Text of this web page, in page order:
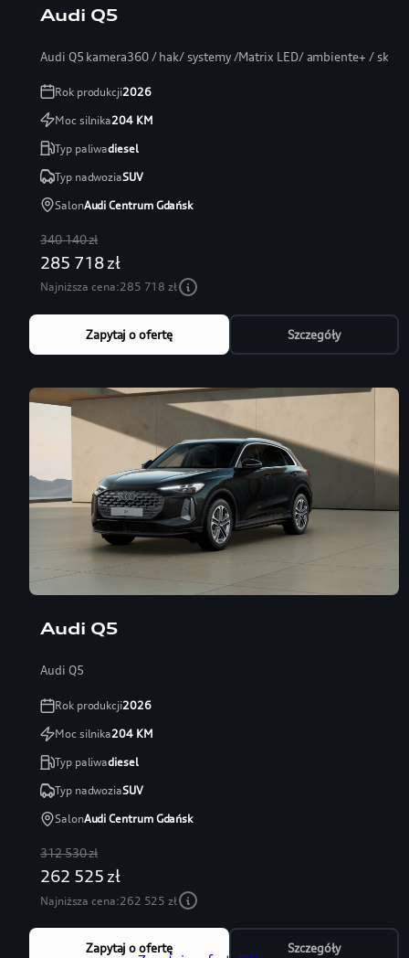
Audi Q5
Audi Q5 kamera360 / hak/ systemy /Matrix LED/ ambiente+ / skóra
Rok produkcji2026
Moc silnika204KM
Typ paliwadiesel
Typ nadwoziaSUV
SalonAudi Centrum Gdańsk
340 140 zł
285 718 zł
Najniższa cena:285 718 zł
Zapytaj o ofertę Szczegóły
Audi Q5
Audi Q5
Rok produkcji2026
Moc silnika204KM
Typ paliwadiesel
Typ nadwoziaSUV
SalonAudi Centrum Gdańsk
312 530 zł
262 525 zł
Najniższa cena:262 525 zł
Zapytaj o ofertę Szczegóły